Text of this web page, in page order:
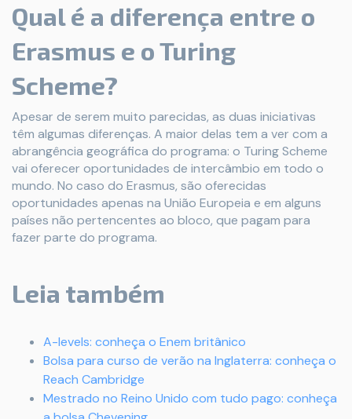
Qual é a diferença entre o
Erasmus e o Turing
Scheme?
Apesar de serem muito parecidas, as duas iniciativas
têm algumas diferenças. A maior delas tem a ver com a
abrangência geográfica do programa: o Turing Scheme
vai oferecer oportunidades de intercâmbio em todo o
mundo. No caso do Erasmus, são oferecidas
oportunidades apenas na União Europeia e em alguns
países não pertencentes ao bloco, que pagam para
fazer parte do programa.
Leia também
A-levels: conheça o Enem britânico
Bolsa para curso de verão na Inglaterra: conheça o
Reach Cambridge
Mestrado no Reino Unido com tudo pago: conheça